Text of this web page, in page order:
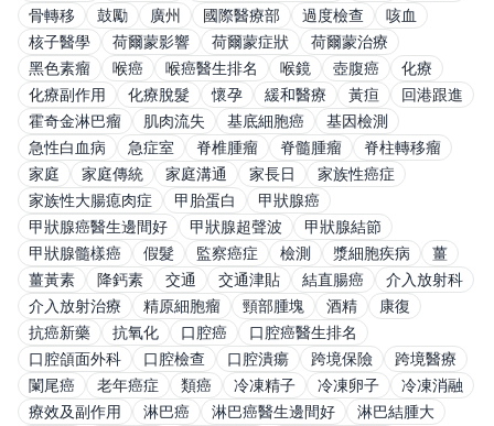
骨轉移
鼓勵 廣州 國際醫療部 過度檢查
咳血
核子醫學
荷爾蒙影響 荷爾蒙症狀
荷爾蒙治療
黑色素瘤
喉癌 喉癌醫生排名 喉鏡 壺腹癌
化療
化療副作用
化療脫髮 懷孕 緩和醫療 黃疸
回港跟進
霍奇金淋巴瘤
肌肉流失 基底細胞癌
基因檢測
急性白血病
急症室 脊椎腫瘤 脊髓腫瘤
脊柱轉移瘤
家庭
家庭傳統 家庭溝通 家長日
家族性癌症
家族性大腸瘜肉症
甲胎蛋白
甲狀腺癌
甲狀腺癌醫生邊間好
甲狀腺超聲波
甲狀腺結節
甲狀腺髓樣癌
假髮 監察癌症 檢測 漿細胞疾病
薑
薑黃素
降鈣素 交通 交通津貼 結直腸癌
介入放射科
介入放射治療
精原細胞瘤 頸部腫塊 酒精
康復
抗癌新藥
抗氧化 口腔癌
口腔癌醫生排名
口腔頜面外科
口腔檢查 口腔潰瘍 跨境保險
跨境醫療
闌尾癌
老年癌症 類癌 冷凍精子 冷凍卵子
冷凍消融
療效及副作用
淋巴癌 淋巴癌醫生邊間好
淋巴結腫大